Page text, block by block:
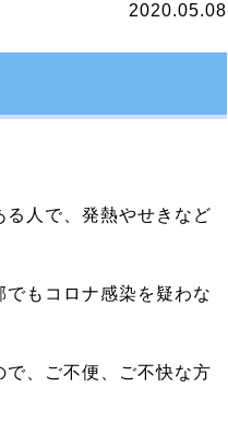
2020.05.08
人で、発熱やせきなど
もコロナ感染を疑わな
、ご不便、ご不快な方